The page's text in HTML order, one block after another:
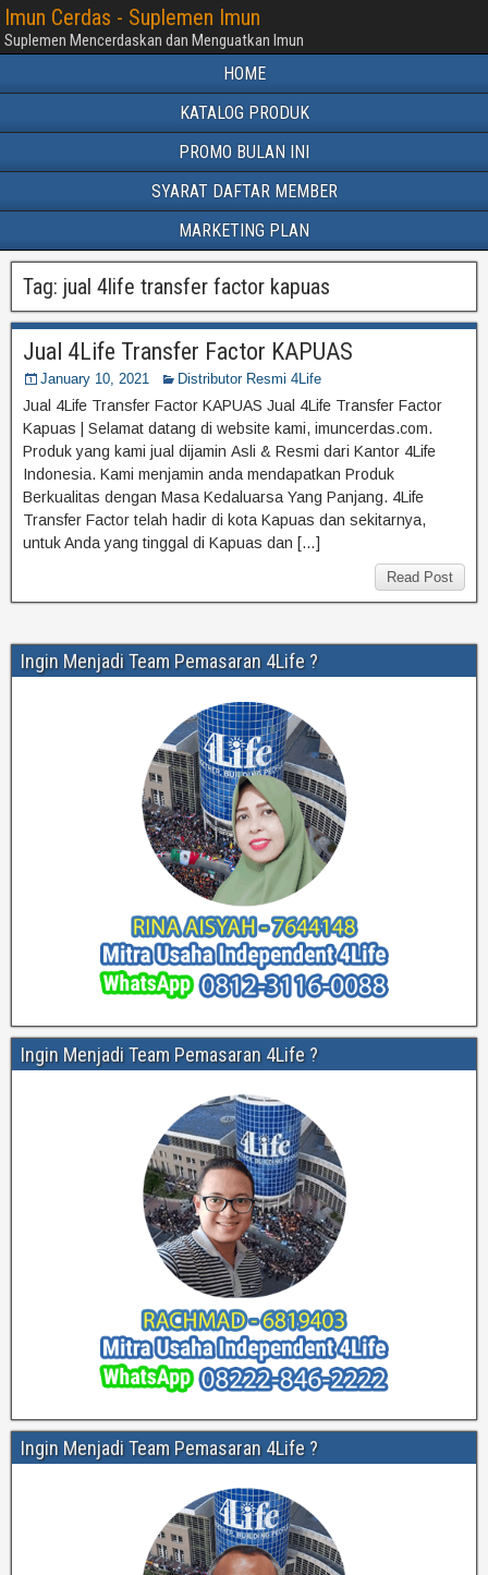
Imun Cerdas - Suplemen Imun
Suplemen Mencerdaskan dan Menguatkan Imun
HOME
KATALOG PRODUK
PROMO BULAN INI
SYARAT DAFTAR MEMBER
MARKETING PLAN
Tag: jual 4life transfer factor kapuas
Jual 4Life Transfer Factor KAPUAS
January 10, 2021 Distributor Resmi 4Life
Jual 4Life Transfer Factor KAPUAS Jual 4Life Transfer Factor
Kapuas | Selamat datang di website kami, imuncerdas.com.
Produk yang kami jual dijamin Asli & Resmi dari Kantor 4Life
Indonesia. Kami menjamin anda mendapatkan Produk
Berkualitas dengan Masa Kedaluarsa Yang Panjang. 4Life
Transfer Factor telah hadir di kota Kapuas dan sekitarnya,
untuk Anda yang tinggal di Kapuas dan […]
Read Post
Ingin Menjadi Team Pemasaran 4Life ?
Ingin Menjadi Team Pemasaran 4Life ?
Ingin Menjadi Team Pemasaran 4Life ?